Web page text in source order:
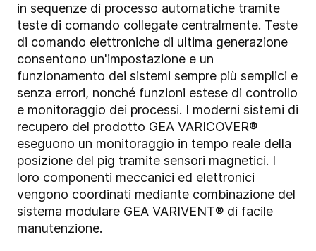
in sequenze di processo automatiche tramite
teste di comando collegate centralmente. Teste
di comando elettroniche di ultima generazione
consentono un'impostazione e un
funzionamento dei sistemi sempre più semplici e
senza errori, nonché funzioni estese di controllo
e monitoraggio dei processi. I moderni sistemi di
recupero del prodotto GEA VARICOVER®
eseguono un monitoraggio in tempo reale della
posizione del pig tramite sensori magnetici. I
loro componenti meccanici ed elettronici
vengono coordinati mediante combinazione del
sistema modulare GEA VARIVENT® di facile
manutenzione.